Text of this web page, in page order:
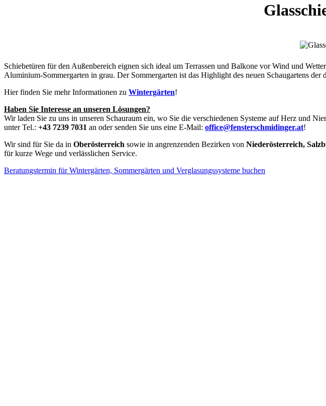
Schiebetüren für den Außenbereich eignen sich ideal um Terrassen und Balkone vor Wind und
Aluminium-Sommergarten in grau. Der Sommergarten ist das Highlight des neuen Schaugartens der
Hier finden Sie mehr Informationen zu Wintergärten!
Haben Sie Interesse an unseren Lösungen?
Wir laden Sie zu uns in unseren Schauraum ein, wo Sie die verschiedenen Systeme auf Herz und
unter Tel.: +43 7239 7031 an oder senden Sie uns eine E-Mail: office@fensterschmidinger.at!
Wir sind für Sie da in Oberösterreich sowie in angrenzenden Bezirken von Niederösterreich,
für kurze Wege und verlässlichen Service.
Beratungstermin für Wintergärten, Sommergärten und Verglasungssysteme buchen